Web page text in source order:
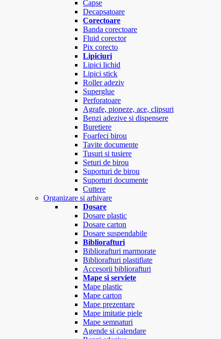
Capse
Decapsatoare
Corectoare
Banda corectoare
Fluid corector
Pix corecto
Lipiciuri
Lipici lichid
Lipici stick
Roller adeziv
Superglue
Perforatoare
Agrafe, pioneze, ace, clipsuri
Benzi adezive si dispensere
Buretiere
Foarfeci birou
Tavite documente
Tusuri si tusiere
Seturi de birou
Suporturi de birou
Suporturi documente
Cuttere
Organizare si arhivare
Dosare
Dosare plastic
Dosare carton
Dosare suspendabile
Bibliorafturi
Bibliorafturi marmorate
Bibliorafturi plastifiate
Accesorii bibliorafturi
Mape si serviete
Mape plastic
Mape carton
Mape prezentare
Mape imitatie piele
Mape semnaturi
Agende si calendare